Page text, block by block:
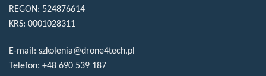
REGON: 524876614
KRS: 0001028311
E-mail: szkolenia@drone4tech.pl
Telefon: +48 690 539 187